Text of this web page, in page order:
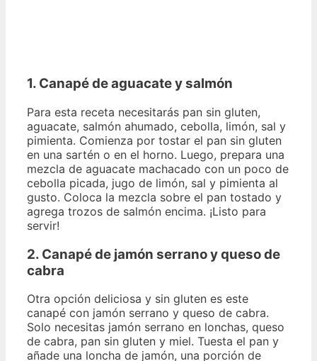
1. Canapé de aguacate y salmón
Para esta receta necesitarás pan sin gluten,
aguacate, salmón ahumado, cebolla, limón, sal y
pimienta. Comienza por tostar el pan sin gluten
en una sartén o en el horno. Luego, prepara una
mezcla de aguacate machacado con un poco de
cebolla picada, jugo de limón, sal y pimienta al
gusto. Coloca la mezcla sobre el pan tostado y
agrega trozos de salmón encima. ¡Listo para
servir!
2. Canapé de jamón serrano y queso de
cabra
Otra opción deliciosa y sin gluten es este
canapé con jamón serrano y queso de cabra.
Solo necesitas jamón serrano en lonchas, queso
de cabra, pan sin gluten y miel. Tuesta el pan y
añade una loncha de jamón, una porción de